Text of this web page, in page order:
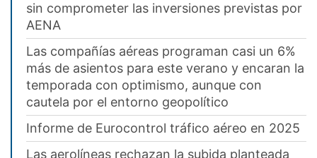
sin comprometer las inversiones previstas por
AENA
Las compañías aéreas programan casi un 6%
más de asientos para este verano y encaran la
temporada con optimismo, aunque con
cautela por el entorno geopolítico
Informe de Eurocontrol tráfico aéreo en 2025
Las aerolíneas rechazan la subida planteada